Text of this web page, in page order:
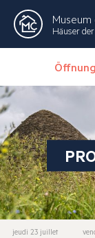
Häuser
jeudi 23 juillet